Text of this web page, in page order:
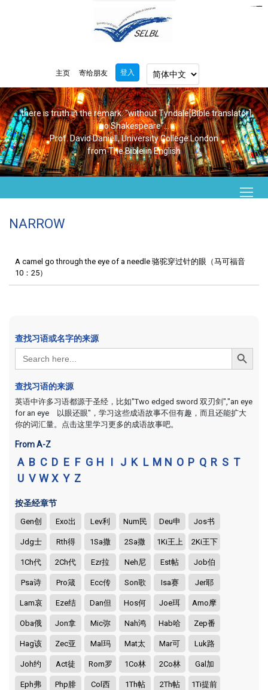
主页 寄给朋友 登入
...there is truth in the remark. "without Tyndale[Bible translator],
no Shakespeare"...
Prof. David Daniell, University College London
from The Bible in English
NARROW
A camel go through the eye of a needle 骆驼穿过针的眼（马可福音
10：25）
查找习语或名字的来源
Search
for:
Search Button
查找习语的来源
英语中许多习语都源于圣经，比如"Two edged sword 双刃剑","an eye
for an eye 以眼还眼"，学习这些成语故事不但有趣，而且还能扩大
你的词汇量。点击这里学习更多的成语故事吧。
From A-Z
A B C D E F G H I J K L M N O P Q R S T
U V W X Y Z
按圣经章节
Gen创 Exo出 Lev利 Num民 Deu申 Jos书
Jdg士 Rth得 1Sa撒 2Sa撒 1Ki王上 2Ki王下
1Ch代 2Ch代 Ezr拉 Neh尼 Est帖 Job伯
Psa诗 Pro箴 Ecc传 Son歌 Isa赛 Jer耶
Lam哀 Eze结 Dan但 Hos何 Joe珥 Amo摩
Oba俄 Jon拿 Mic弥 Nah鸿 Hab哈 Zep番
Hag该 Zec亚 Mal玛 Mat太 Mar可 Luk路
Joh约 Act徒 Rom罗 1Co林 2Co林 Gal加
Eph弗 Php腓 Col西 1Th帖 2Th帖 1Ti提前